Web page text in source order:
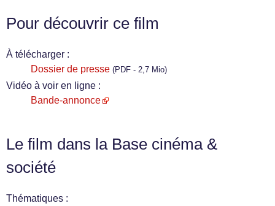
Pour découvrir ce film
À télécharger :
Dossier de presse (PDF - 2,7 Mio)
Vidéo à voir en ligne :
Bande-annonce
Le film dans la Base cinéma &
société
Thématiques :